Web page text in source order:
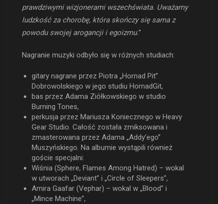
prawdziwymi wizjonerami wszechświata. Uważamy
ludzkość za chorobę, która skończy się sama z
powodu swojej arogancji i egoizmu.”
Nagranie muzyki odbyło się w różnych studiach:
gitary nagrane przez Piotra „Hornad Pit”
Dobrowolskiego w jego studiu HornadGit,
bas przez Adama Ziółkowskiego w studio
Burning Tones,
perkusja przez Mariusza Koniecznego w Heavy
Gear Studio. Całość została zmiksowana i
zmasterowana przez Adama „Addy’ego”
Muszyńskiego. Na albumie wystąpili również
goście specjalni:
Wiśnia (Sphere, Flames Among Hatred) – wokal
w utworach „Deviant” i „Circle of Sleepers”,
Amira Gaafar (Vephar) – wokal w „Blood” i
„Mince Machine”,